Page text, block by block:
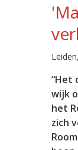
“Het
wijk
het
zich